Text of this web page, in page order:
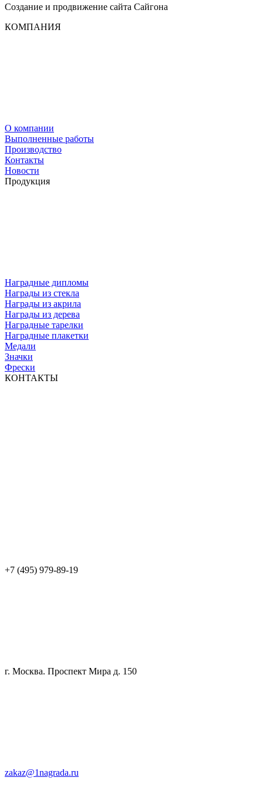
Создание и продвижение сайта Сайгона
КОМПАНИЯ
О компании
Выполненные работы
Производство
Контакты
Новости
Продукция
Наградные дипломы
Награды из стекла
Награды из акрила
Награды из дерева
Наградные тарелки
Наградные плакетки
Медали
Значки
Фрески
КОНТАКТЫ
+7 (495) 979-89-19
г. Москва. Проспект Мира д. 150
zakaz@1nagrada.ru